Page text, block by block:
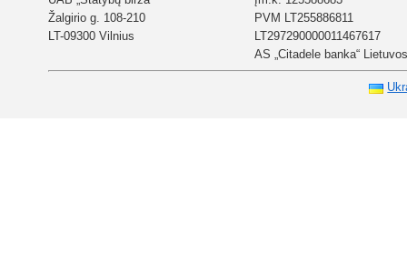
Žalgirio g. 108-210
LT-09300 Vilnius
PVM LT255886811
LT297290000011467617
AS „Citadele banka“